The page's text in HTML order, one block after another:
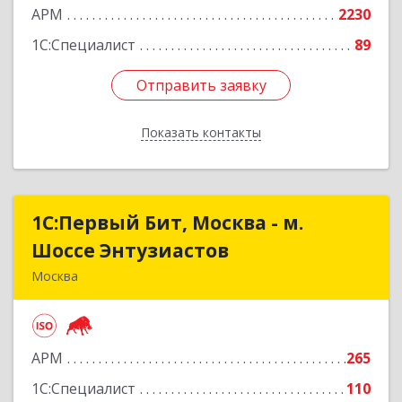
АРМ
2230
1С:Специалист
89
Отправить заявку
Показать контакты
Отправить заявку
Назад
1С:Первый Бит, Москва - м.
Шоссе Энтузиастов
Москва
АРМ
265
1С:Специалист
110
1С:Первый Бит, Москва - м.
Шоссе Энтузиастов
Подробнее